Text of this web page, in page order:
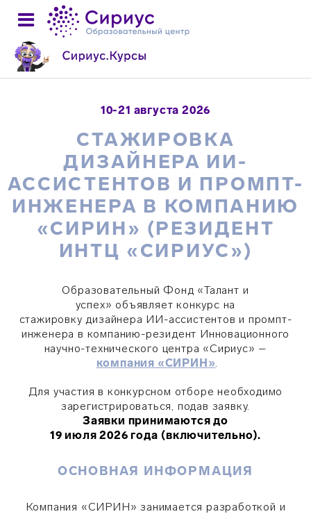
10-21 августа 2026
СТАЖИРОВКА
ДИЗАЙНЕРА ИИ-
АССИСТЕНТОВ И ПРОМПТ-
ИНЖЕНЕРА В КОМПАНИЮ
«СИРИН» (РЕЗИДЕНТ
ИНТЦ «СИРИУС»)
Образовательный Фонд «Талант и
успех» объявляет конкурс на
стажировку дизайнера ИИ-ассистентов и промпт-
инженера в компанию-резидент Инновационного
научно-технического центра «Сириус» –
компания «СИРИН».
Для участия в конкурсном отборе необходимо
зарегистрироваться, подав заявку.
Заявки принимаются до
19 июля 2026 года (включительно).
ОСНОВНАЯ ИНФОРМАЦИЯ
Компания «СИРИН» занимается разработкой и